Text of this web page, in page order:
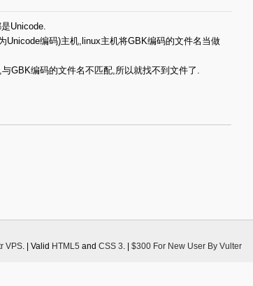
Unicode.
Unicode编码)主机,linux主机将GBK编码的文件名当做
GBK编码的文件名不匹配,所以就找不到文件了.
VPS. | Valid HTML5 and CSS 3. | $300 For New User By Vulter